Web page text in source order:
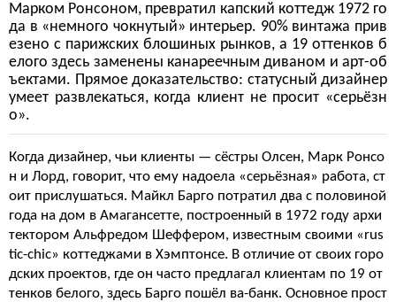
Марком Ронсоном, превратил капский коттедж 1972 го
да в «немного чокнутый» интерьер. 90% винтажа прив
езено с парижских блошиных рынков, а 19 оттенков б
елого здесь заменены канареечным диваном и арт-об
ъектами. Прямое доказательство: статусный дизайнер
умеет развлекаться, когда клиент не просит «серьёзн
о».
Когда дизайнер, чьи клиенты — сёстры Олсен, Марк Ронсо
н и Лорд, говорит, что ему надоела «серьёзная» работа, ст
оит прислушаться. Майкл Барго потратил два с половиной
года на дом в Амагансетте, построенный в 1972 году архи
тектором Альфредом Шеффером, известным своими «rus
tic-chic» коттеджами в Хэмптонсе. В отличие от своих горо
дских проектов, где он часто предлагал клиентам по 19 от
тенков белого, здесь Барго пошёл ва-банк. Основное прост